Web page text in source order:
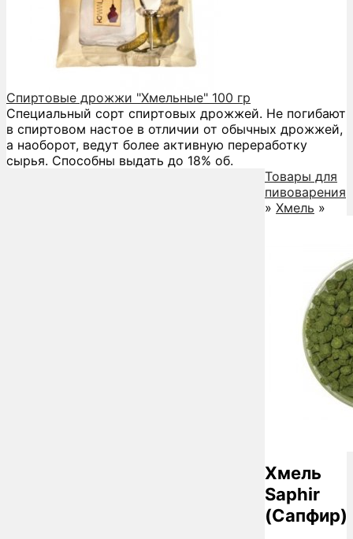
Спиртовые дрожжи "Хмельные" 100 гр
Специальный сорт спиртовых дрожжей. Не погибают
в спиртовом настое в отличии от обычных дрожжей,
а наоборот, ведут более активную переработку
сырья. Способны выдать до 18% об.
Товары для
пивоварения
» Хмель »
Хмель
Saphir
(Сапфир)